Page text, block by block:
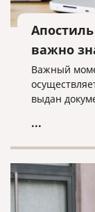
важно
Важный
выдан
...